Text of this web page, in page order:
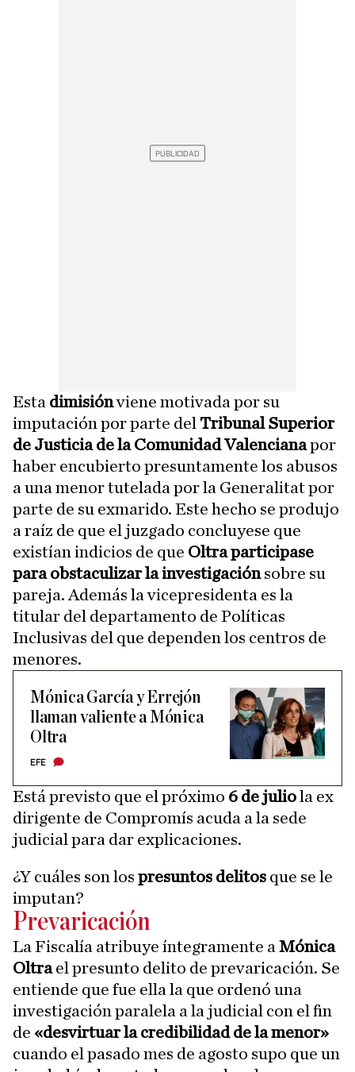
Esta dimisiónviene motivada por su
imputación por parte del Tribunal Superior
de Justicia de la Comunidad Valencianapor
haber encubierto presuntamente los abusos
a una menor tutelada por la Generalitat por
parte de su exmarido. Este hecho se produjo
a raíz de que el juzgado concluyese que
existían indicios de que Oltra participase
para obstaculizar la investigaciónsobre su
pareja. Además la vicepresidenta es la
titular del departamento de Políticas
Inclusivas del que dependen los centros de
menores.
Mónica García y Errejón
llaman valiente a Mónica
Oltra
EFE
Está previsto que el próximo 6 de juliola ex
dirigente de Compromís acuda a la sede
judicial para dar explicaciones.
¿Y cuáles son los presuntos delitos que se le
imputan?
Prevaricación
La Fiscalía atribuye íntegramente a Mónica
Oltrael presunto delito de prevaricación. Se
entiende que fue ella la que ordenó una
investigación paralela a la judicial con el fin
de «desvirtuar la credibilidad de la menor»
cuando el pasado mes de agosto supo que un